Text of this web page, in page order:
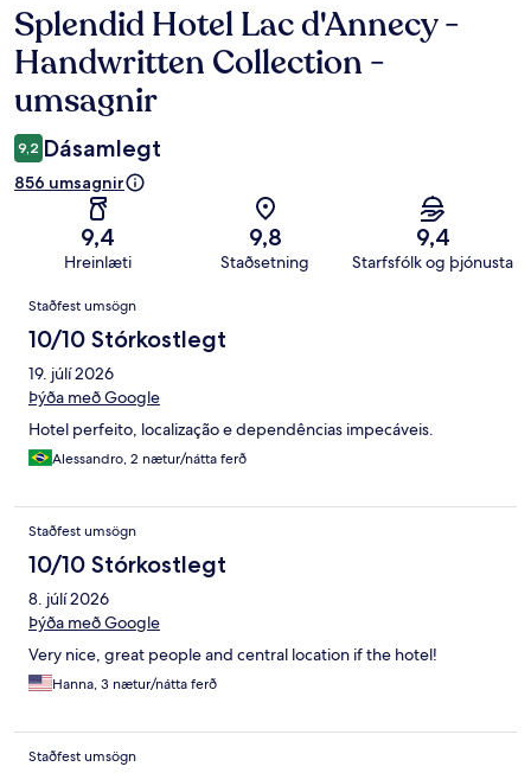
Umsagnir
Splendid Hotel Lac d'Annecy -
Handwritten Collection -
umsagnir
9,2 Dásamlegt
856 umsagnir
9,4
Hreinlæti
9,8
Staðsetning
9,4
Starfsfólk og þjónusta
Umsagnir
Staðfest umsögn
10/10 Stórkostlegt
19. júlí 2026
Þýða með Google
Hotel perfeito, localização e dependências impecáveis.
Alessandro, 2 nætur/nátta ferð
Staðfest umsögn
10/10 Stórkostlegt
8. júlí 2026
Þýða með Google
Very nice, great people and central location if the hotel!
Hanna, 3 nætur/nátta ferð
Staðfest umsögn